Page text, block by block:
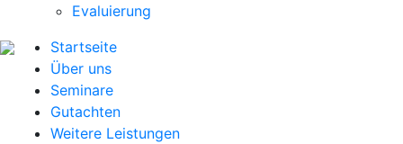
Evaluierung
Startseite
Über uns
Seminare
Gutachten
Weitere Leistungen